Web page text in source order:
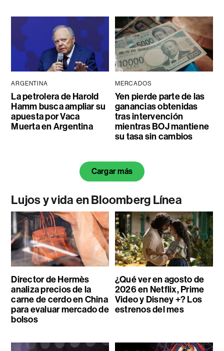
ARGENTINA
La petrolera de Harold
Hamm busca ampliar su
apuesta por Vaca
Muerta en Argentina
MERCADOS
Yen pierde parte de las
ganancias obtenidas
tras intervención
mientras BOJ mantiene
su tasa sin cambios
Cargar más
Lujos y vida en Bloomberg Línea
Director de Hermès
analiza precios de la
carne de cerdo en China
para evaluar mercado de
bolsos
¿Qué ver en agosto de
2026 en Netflix, Prime
Video y Disney +? Los
estrenos del mes